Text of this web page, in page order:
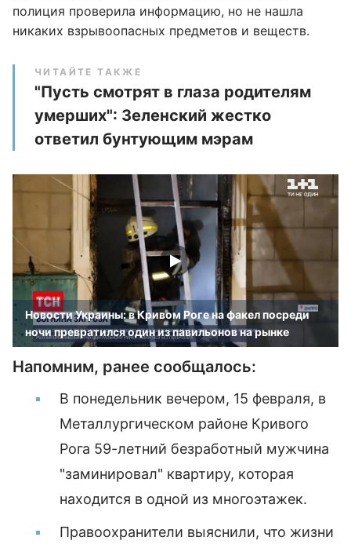
полиция проверила информацию, но не нашла
никаких взрывоопасных предметов и веществ.
ЧИТАЙТЕ ТАКЖЕ
"Пусть смотрят в глаза родителям
умерших": Зеленский жестко
ответил бунтующим мэрам
Новости Украины: в Кривом Роге на факел посреди
ночи превратился один из павильонов на рынке
Напомним, ранее сообщалось:
В понедельник вечером, 15 февраля, в
Металлургическом районе Кривого
Рога 59-летний безработный мужчина
"заминировал" квартиру, которая
находится в одной из многоэтажек.
Правоохранители выяснили, что жизни